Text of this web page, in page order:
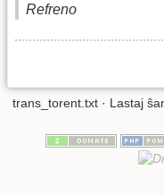
Refreno
trans_torent.txt · Lastaj